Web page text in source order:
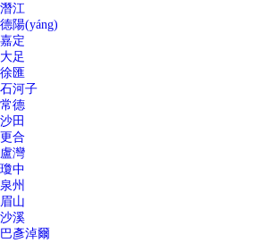
潛江
德陽(yáng)
嘉定
大足
徐匯
石河子
常德
沙田
更合
盧灣
瓊中
泉州
眉山
沙溪
巴彥淖爾